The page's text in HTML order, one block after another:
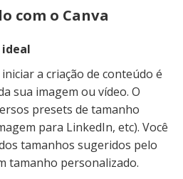
com o Canva
a criação de conteúdo é
sua imagem ou vídeo. O
presets de tamanho
para LinkedIn, etc). Você
tamanhos sugeridos pelo
tamanho personalizado.